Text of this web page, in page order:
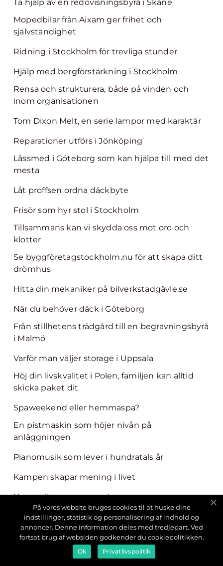
Ta hjälp av en redovisningsbyrå i Skåne
Mopedbilar från Aixam ger frihet och
självständighet
Ridning i Stockholm för trevliga stunder
Hjälp med bergförstärkning i Stockholm
Rensa och strukturera, både på vinden och
inom organisationen
Tom Dixon Melt, en serie lampor med karaktär
Reparationer utförs i Jönköping
Låssmed i Göteborg som kan hjälpa till med det
mesta
Låt proffsen ordna däckbyte
Frisör som hyr stol i Stockholm
Tillsammans kan vi skydda oss mot oro och
klotter
Se byggföretagstockholm.nu för att skapa ditt
drömhus
Hitta din mekaniker på bilverkstadgävle.se
När du behöver däck i Göteborg
Från stillhetens trädgård till en begravningsbyrå
i Malmö
Varför man väljer storage i Uppsala
Höj din livskvalitet i Polen, familjen kan alltid
skicka paket dit
Spaweekend eller hemmaspa?
En pistmaskin som höjer nivån på
anläggningen
Pianomusik som lever i hundratals år
Kampen skapar mening i livet
Nya utsikter ger nya val
Musiken öppnar upp nya världar
Har du koll på vilka attefallshus regler som
På vores website bruges cookies til at huske dine
indstillinger, statistik og personalisering af indhold og
annoncer. Denne information deles med tredjepart. Ved
fortsat brug af websiden godkender du cookiepolitikken.
Ok Privatlivspolitik